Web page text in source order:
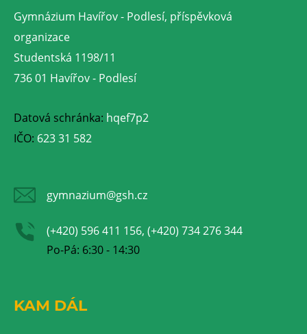
Gymnázium Havířov - Podlesí, příspěvková
organizace
Studentská 1198/11
736 01 Havířov - Podlesí
Datová schránka: hqef7p2
IČO: 623 31 582
gymnazium@gsh.cz
(+420) 596 411 156, (+420) 734 276 344
Po-Pá: 6:30 - 14:30
KAM DÁL